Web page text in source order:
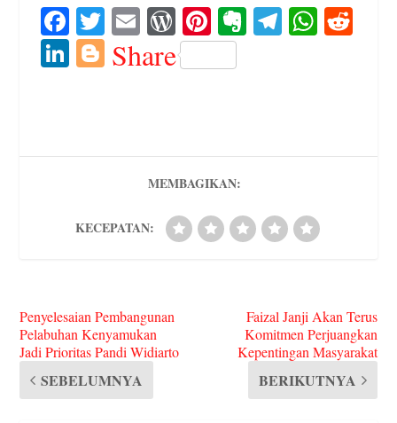
Fa
ce
bo
T
wi
tte
E
m
ail
W
or
d
s
Pi
nt
er
E Te W
Li Bl
Share
MEMBAGIKAN:
KECEPATAN:
Penyelesaian Pembangunan
Pelabuhan Kenyamukan
Jadi Prioritas Pandi Widiarto
SEBELUMNYA
Faizal Janji Akan Terus
Komitmen Perjuangkan
Kepentingan Masyarakat
BERIKUTNYA